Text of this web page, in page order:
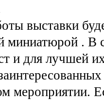
выставки
миниатюрой . В
и для лучшей
мероприятии.